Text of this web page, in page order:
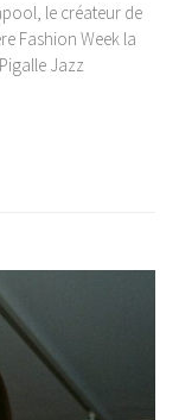
le créateur de
Fashion Week la
Jazz